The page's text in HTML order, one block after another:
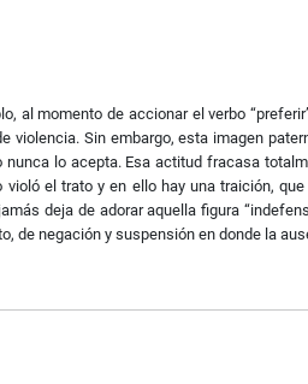
al momento de accionar el verbo
Sin embargo, esta imagen
lo acepta. Esa actitud fracasa
el trato y en ello hay una traición,
deja de adorar aquella figura
de negación y suspensión en donde la